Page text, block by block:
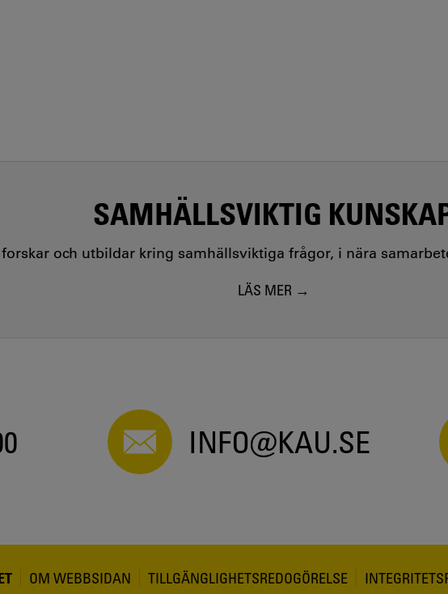
SAMHÄLLSVIKTIG
och utbildar kring samhällsviktiga frågor, i nära
LÄS MER
INFO@KAU.SE
OM WEBBSIDAN TILLGÄNGLIGHETSREDOGÖRELSE